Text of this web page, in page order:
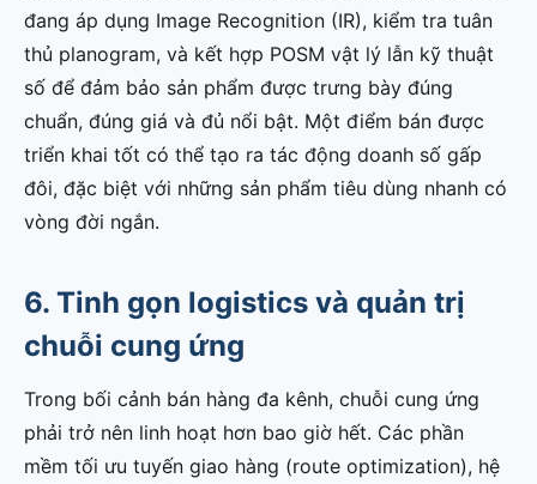
đang áp dụng Image Recognition (IR), kiểm tra tuân
thủ planogram, và kết hợp POSM vật lý lẫn kỹ thuật
số để đảm bảo sản phẩm được trưng bày đúng
chuẩn, đúng giá và đủ nổi bật. Một điểm bán được
triển khai tốt có thể tạo ra tác động doanh số gấp
đôi, đặc biệt với những sản phẩm tiêu dùng nhanh có
vòng đời ngắn.
6. Tinh gọn logistics và quản trị
chuỗi cung ứng
Trong bối cảnh bán hàng đa kênh, chuỗi cung ứng
phải trở nên linh hoạt hơn bao giờ hết. Các phần
mềm tối ưu tuyến giao hàng (route optimization), hệ